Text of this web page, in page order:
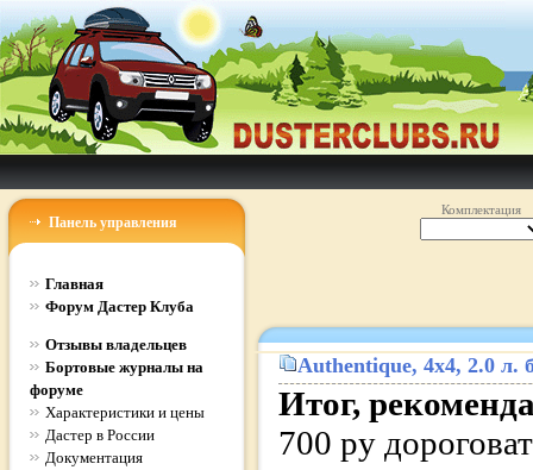
Панель управления
Главная
Форум Дастер Клуба
Отзывы владельцев
Бортовые журналы на
форуме
Характеристики и цены
Дастер в России
Документация
Комплектация
Authentique, 4x4, 2.0 л.
Итог,
700 ру